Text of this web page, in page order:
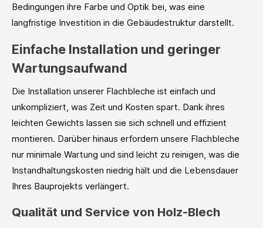
Bedingungen ihre Farbe und Optik bei, was eine
langfristige Investition in die Gebäudestruktur darstellt.
Einfache Installation und geringer
Wartungsaufwand
Die Installation unserer Flachbleche ist einfach und
unkompliziert, was Zeit und Kosten spart. Dank ihres
leichten Gewichts lassen sie sich schnell und effizient
montieren. Darüber hinaus erfordern unsere Flachbleche
nur minimale Wartung und sind leicht zu reinigen, was die
Instandhaltungskosten niedrig hält und die Lebensdauer
Ihres Bauprojekts verlängert.
Qualität und Service von Holz-Blech